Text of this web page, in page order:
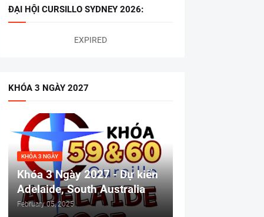
ĐẠI HỘI CURSILLO SYDNEY 2026:
EXPIRED
KHÓA 3 NGÀY 2027
KHÓA 3 NGÀY
Khóa 3 Ngày 2027 - Dự kiến
Adelaide, South Australia
February 05, 2025